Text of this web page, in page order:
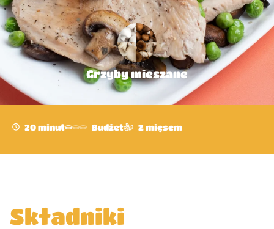
Grzyby mieszane
20 minut Budżet Z mięsem
Składniki